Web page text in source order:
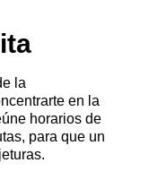
la
en la
horarios de
para que un